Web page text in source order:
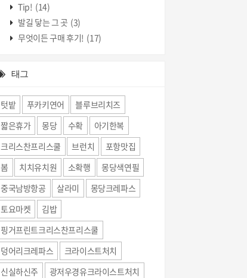
Tip! (14)
발길 닿는 그 곳 (3)
무엇이든 구매 후기! (17)
태그
텃밭 푸카키연어
블루브리치즈
짧은휴가
몽당 수확
아기한복
크리스찬프리스쿨
브런치
포항맛집
봄
치치유치원 소확행
몽당색연필
중국남방항공
살라미
몽당크레파스
토요마켓
김밥
핑거프린트크리스찬프리스쿨
덩어리크레파스
크라이스트처치
신실하신주
광저우경유크라이스트처치